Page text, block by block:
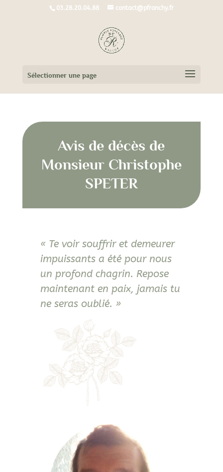
03.28.20.04.88 contact@pfranchy.fr
Sélectionner une page
Avis de décès de
Monsieur Christophe
SPETER
« Te voir souffrir et demeurer
impuissants a été pour nous
un profond chagrin. Repose
maintenant en paix, jamais tu
ne seras oublié. »